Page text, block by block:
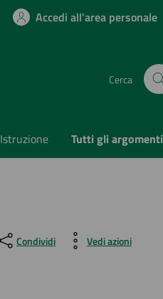
Accedi all'area personale
Cerca
Istruzione Tutti gli argomenti
Condividi Vedi azioni